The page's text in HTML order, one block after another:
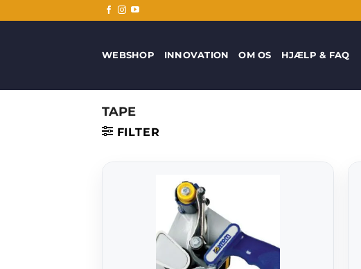
til
WEBSHOP INNOVATION OM OS HJÆLP & FAQ
TAPE
FILTER